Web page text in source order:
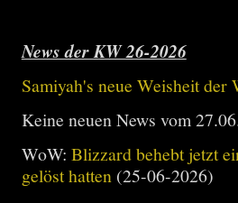
News der KW 26-2026
Samiyah's neue Weisheit der
Keine neuen News vom
WoW: Blizzard behebt jetzt
gelöst hatten(25-06-2026)